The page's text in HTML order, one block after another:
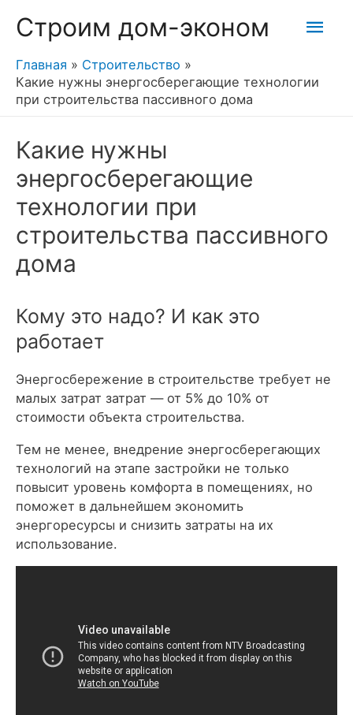
Строим дом-эконом
Главная
Строительство
Какие нужны энергосберегающие технологии
при строительства пассивного дома
Какие нужны
энергосберегающие
технологии при
строительства пассивного
дома
Кому это надо? И как это
работает
Энергосбережение в строительстве требует не
малых затрат затрат — от 5% до 10% от
стоимости объекта строительства.
Тем не менее, внедрение энергосберегающих
технологий на этапе застройки не только
повысит уровень комфорта в помещениях, но
поможет в дальнейшем экономить
энергоресурсы и снизить затраты на их
использование.